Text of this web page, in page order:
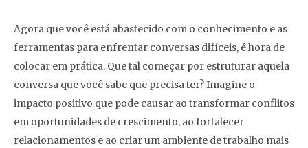
Agora que você está abastecido com o conhecimento e as
ferramentas para enfrentar conversas difíceis, é hora de
colocar em prática. Que tal começar por estruturar aquela
conversa que você sabe que precisa ter? Imagine o
impacto positivo que pode causar ao transformar conflitos
em oportunidades de crescimento, ao fortalecer
relacionamentos e ao criar um ambiente de trabalho mais